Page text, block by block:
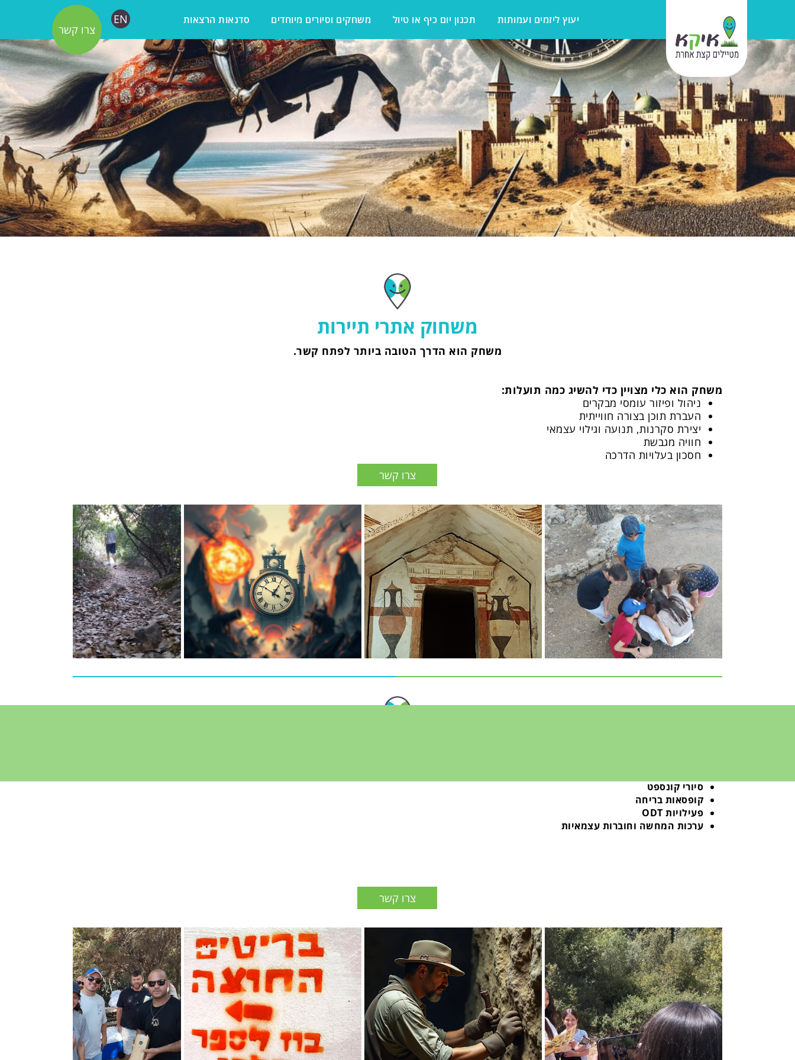
משחק הוא הדרך הטובה ביותר לפתח קשר.
משחק הוא כלי מצויין כדי להשיג כמה תועלות:
ניהול ופיזור עומסי מבקרים
העברת תוכן בצורה חווייתית
יצירת סקרנות, תנועה וגילוי עצמאי
חוויה מגבשת
חסכון בעלויות הדרכה
צרו קשר
סיורי קונספט
קופסאות בריחה
פעילויות ODT
ערכות המחשה וחוברות עצמאיות
צרו קשר
משחוק אתרי תיירות
EN
צרו קשר
יעוץ ליזמים ועמותות תכנון יום כיף או טיול משחקים וסיורים מיוחדים סדנאות הרצאות